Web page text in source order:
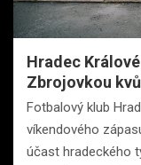
Hradec
Zbrojovkou
Fotbalový klub
víkendového
účast hradeckého